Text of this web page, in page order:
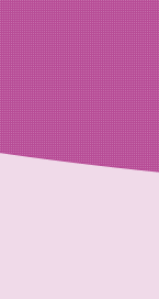
…既存のコード……